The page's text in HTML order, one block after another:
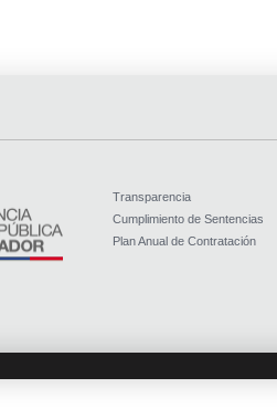
Transparencia
Cumplimiento de Sentencias
Plan Anual de Contratación